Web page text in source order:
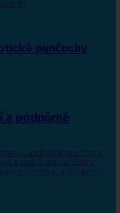
punčochy
a podpůrné
a podpůrné punčochy,
a podpůrné punčochy,
preventivní a podpůrné